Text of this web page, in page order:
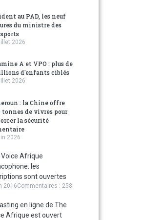
au PAD, les neuf
du ministre des
2026
A et VPO : plus de
d'enfants ciblés
2026
: la Chine offre
tonnes de vivres pour
la sécurité
2026
Afrique
les
sont ouvertes
2016Commentaires : 258
en ligne de The
Afrique est ouvert